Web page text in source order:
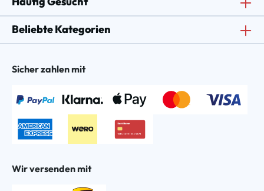
Beliebte Kategorien
Sicher zahlen mit
Wir versenden mit